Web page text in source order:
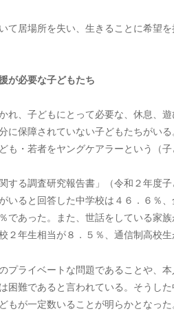
て居場所を失い、生きることに希望
必要な子どもたち
れ、子どもにとって必要な、休息、
に保障されていない子どもたちがい
も・若者をヤングケアラーという（
する調査研究報告書」（令和２年度
いると回答した中学校は４６．６％
であった。また、世話をしている家
２年生相当が８．５％、通信制高校生
ライベートな問題であることや、
困難であると言われている。そうし
もが一定数いることが明らかとなった